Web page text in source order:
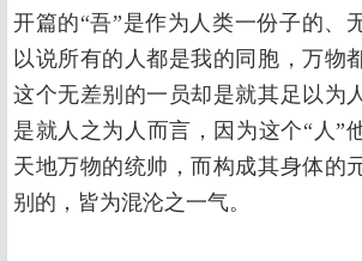
开篇的“吾”是作为人类一份子的、
以说所有的人都是我的同胞，万物
这个无差别的一员却是就其足以为
是就人之为人而言，因为这个“人”
天地万物的统帅，而构成其身体的
别的，皆为混沦之一气。